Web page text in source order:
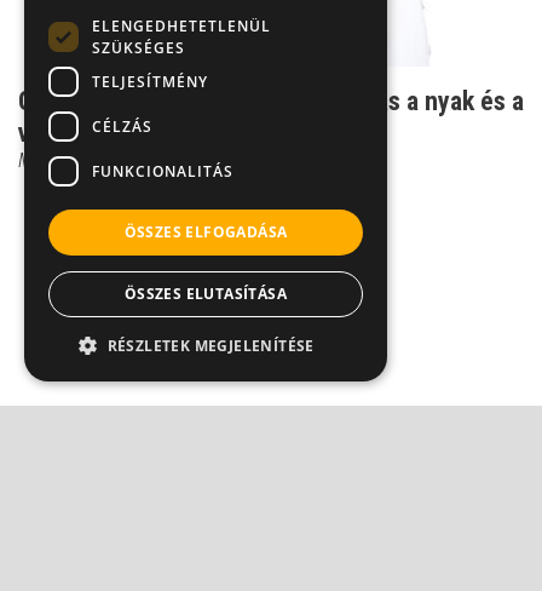
Gyógytorna - így maradhat rugalmas a nyak és a
vállöv
Moldvay Ildikó
ELENGEDHETETLENÜL
SZÜKSÉGES
TELJESÍTMÉNY
CÉLZÁS
FUNKCIONALITÁS
ÖSSZES ELFOGADÁSA
ÖSSZES ELUTASÍTÁSA
RÉSZLETEK MEGJELENÍTÉSE